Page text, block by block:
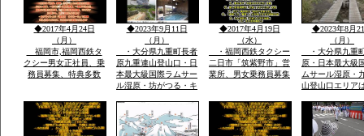
ビエ料理・鹿・いのし
しのさしいれ恊力で大
変盛り上がりました
重連山・標高・
「坊がつる賛歌
名な坊がつるキ
場
◆2017年4月24日
（月）
福岡市,福岡西鉄タ
クシー男女正社員、乗
務員募集、特典多数
◆2023年9月11日
（月）
・大分県九重町長者
原九重連山登山口・日
本最大級国際ラムサー
ル湿原・坊がつる・キ
リシマ開花。九州最高
所天然温泉・行く帰る
◆2017年4月19日
（水）
・福岡西鉄タクシー
二日市「筑紫野市」営
業所、男女乗務員募集
◆2023年8月
（月）
・大分県九重
原・日本最大級
ムサール湿原・
山登山口エリア
暮れ雨の滝ルー
ケ池ルート・法
泉山荘の九州最